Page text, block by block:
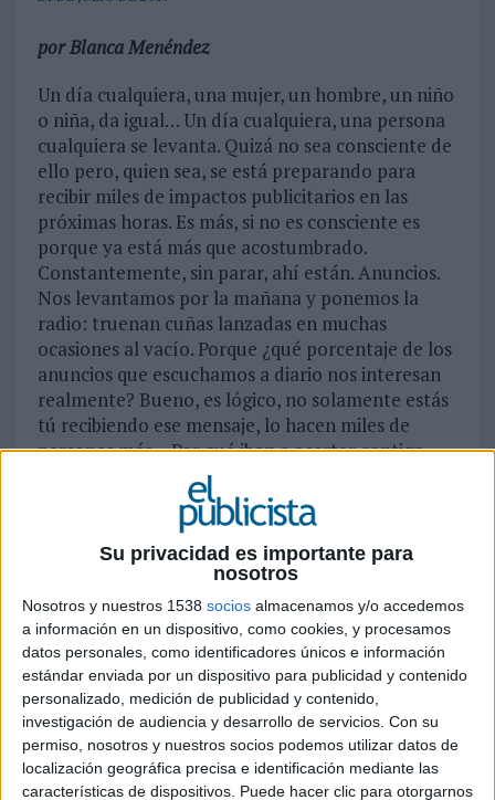
Su privacidad es importante para
nosotros
Nosotros y nuestros 1538 socios almacenamos y/o accedemos
a información en un dispositivo, como cookies, y procesamos
datos personales, como identificadores únicos e información
estándar enviada por un dispositivo para publicidad y contenido
personalizado, medición de publicidad y contenido,
investigación de audiencia y desarrollo de servicios. Con su
permiso, nosotros y nuestros socios podemos utilizar datos de
localización geográfica precisa e identificación mediante las
características de dispositivos. Puede hacer clic para otorgarnos
por Blanca Menéndez
Un día cualquiera, una mujer, un hombre, un niño
o niña, da igual… Un día cualquiera, una persona
cualquiera se levanta. Quizá no sea consciente de
ello pero, quien sea, se está preparando para
recibir miles de impactos publicitarios en las
próximas horas. Es más, si no es consciente es
porque ya está más que acostumbrado.
Constantemente, sin parar, ahí están. Anuncios.
Nos levantamos por la mañana y ponemos la
radio: truenan cuñas lanzadas en muchas
ocasiones al vacío. Porque ¿qué porcentaje de los
anuncios que escuchamos a diario nos interesan
realmente? Bueno, es lógico, no solamente estás
tú recibiendo ese mensaje, lo hacen miles de
personas más… Por qué iban a acertar contigo,
Pero el problema no es únicamente de los medios
tradicionales, y eso que estos tienen mucho más
complicada la segmentación. A lo largo del día te
saltan pop ups y banners, escuchas cuñas de
Spotify, ves recomendaciones en Instagram y
Facebook… Y de todo eso, ¿con qué nos
quedamos? Por supuesto que estos impactos
publicitarios tienen efecto, pero ¿en qué medida?
Nadie dijo que fuera fácil, claro.
Mucho se ha escrito sobre el tema del target, el